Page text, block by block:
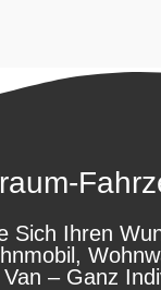
Sich Ihren
– Ganz